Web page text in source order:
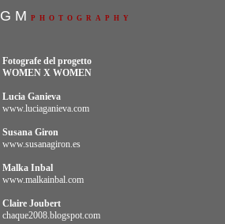
GM PHOTOGRAPHY
Fotografe del progetto
WOMEN X WOMEN
Lucia Ganieva
www.luciaganieva.com
Susana Giron
www.susanagiron.es
Malka Inbal
www.malkainbal.com
Claire Joubert
chaque2008.blogspot.com